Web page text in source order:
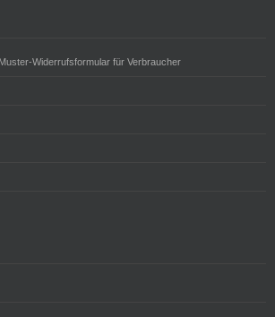
Widerrufsformular für Verbraucher